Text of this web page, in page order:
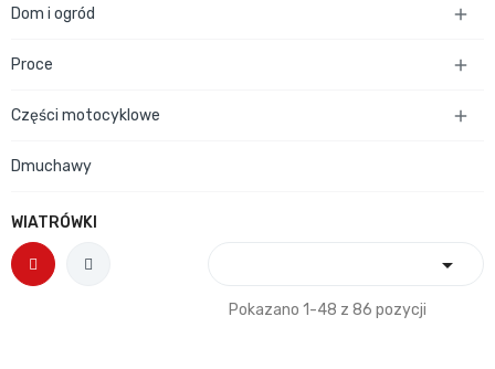
Dom i ogród 
Proce 
Części motocyklowe 
Dmuchawy
WIATRÓWKI

Pokazano 1-48 z 86 pozycji